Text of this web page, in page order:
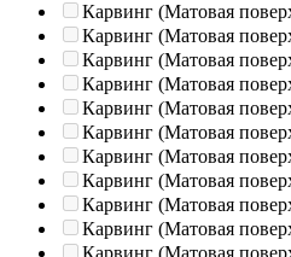
Карвинг (Матовая
Карвинг (Матовая
Карвинг (Матовая
Карвинг (Матовая
Карвинг (Матовая
Карвинг (Матовая
Карвинг (Матовая
Карвинг (Матовая
Карвинг (Матовая
Карвинг (Матовая